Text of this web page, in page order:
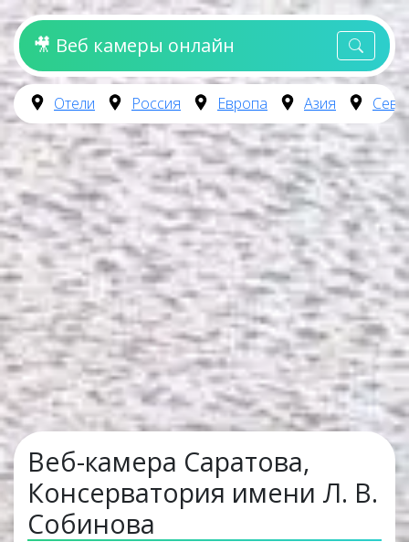
🎥 Веб камеры онлайн
Отели Россия Европа Азия
Веб-камера Саратова,
Консерватория имени Л. В.
Собинова